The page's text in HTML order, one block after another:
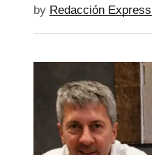
by Redacción